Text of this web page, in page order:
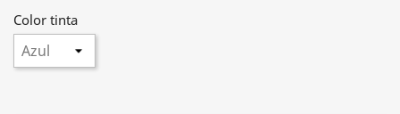
Color tinta